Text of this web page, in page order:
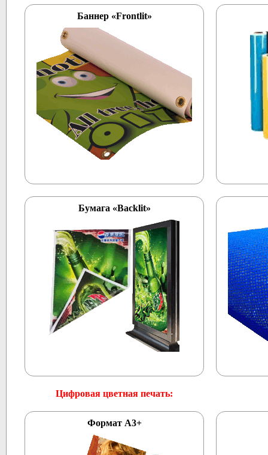
Баннер «Frontlit»
Бумага «Backlit»
Цифровая цветная печать:
Формат А3+